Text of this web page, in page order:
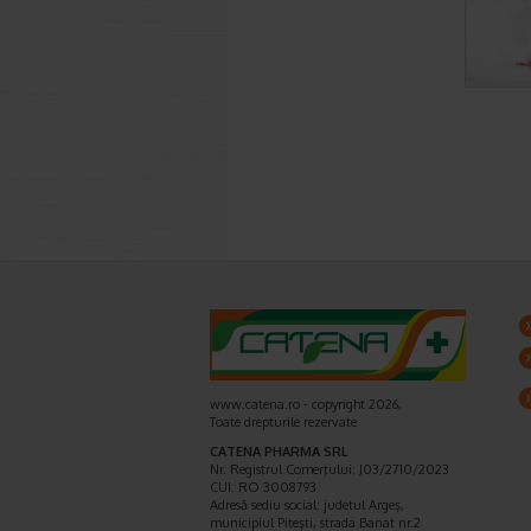
www.catena.ro - copyright 2026,
Toate drepturile rezervate
CATENA PHARMA SRL
Nr. Registrul Comerţului: J03/2710/2023
CUI: RO 3008793
Adresă sediu social: judetul Argeş,
municipiul Piteşti, strada Banat nr.2